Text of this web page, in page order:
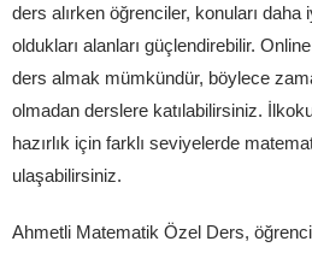
ders alırken öğrenciler, konuları
oldukları alanları güçlendirebilir.
ders almak mümkündür, böylece
olmadan derslere katılabilirsiniz.
hazırlık için farklı seviyelerde
ulaşabilirsiniz.
Ahmetli Matematik Özel Ders,